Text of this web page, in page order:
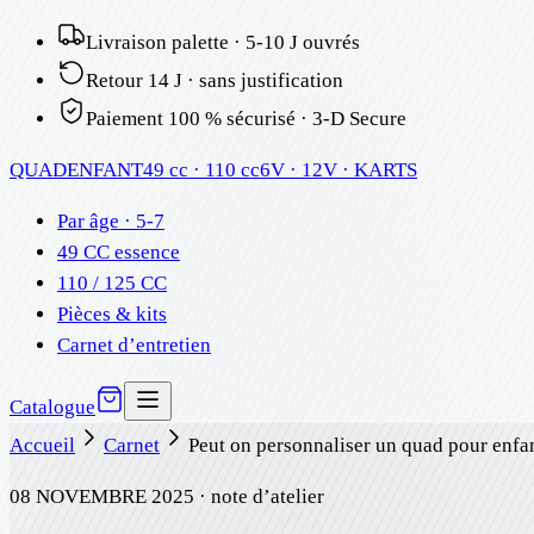
Livraison palette · 5-10 J ouvrés
Retour 14 J · sans justification
Paiement 100 % sécurisé · 3-D Secure
QUADENFANT49 cc · 110 cc6V · 12V · KARTS
Par âge · 5-7
49 CC essence
110 / 125 CC
Pièces & kits
Carnet d’entretien
Catalogue
Accueil
Carnet Peut on personnaliser un quad pour
08 NOVEMBRE 2025 · note d’atelier